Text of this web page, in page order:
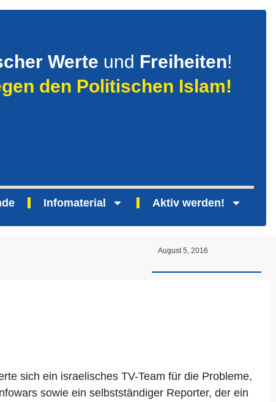
Werte und Freiheiten!
den Politischen Islam!
Infomaterial Aktiv werden!
August 5, 2016
sich ein israelisches TV-Team für die Probleme,
sowie ein selbstständiger Reporter, der ein